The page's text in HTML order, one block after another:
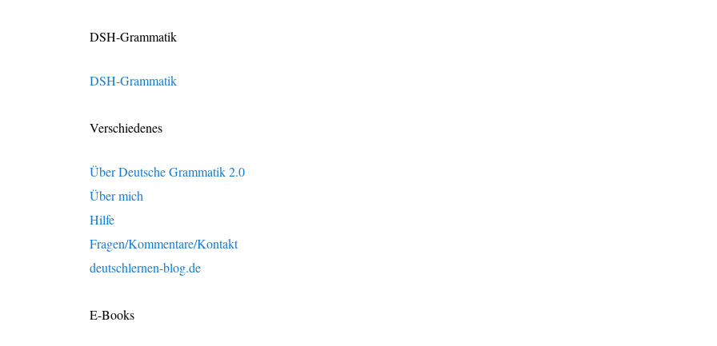
DSH-Grammatik
DSH-Grammatik
Verschiedenes
Über Deutsche Grammatik 2.0
Über mich
Hilfe
Fragen/Kommentare/Kontakt
deutschlernen-blog.de
E-Books